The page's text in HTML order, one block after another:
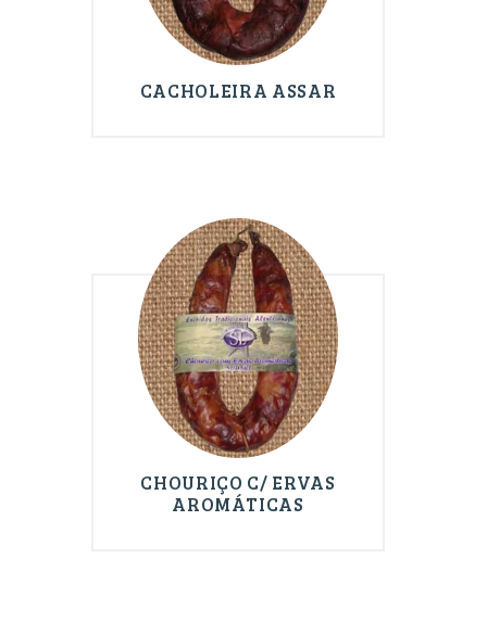
CACHOLEIRA ASSAR
CHOURIÇO C/ ERVAS
AROMÁTICAS